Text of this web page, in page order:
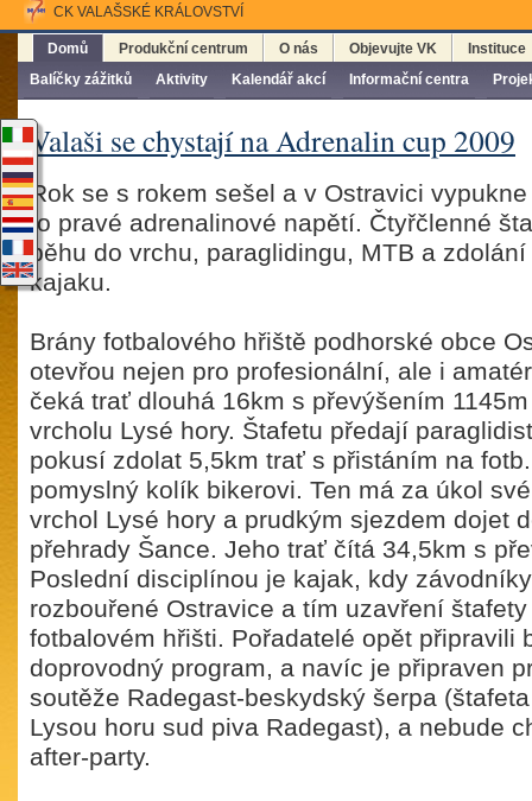
CK VALAŠSKÉ KRÁLOVSTVÍ
Domů
Balíčky zážitků
Aktivity Kalendář akcí Informační centra
Produkční centrum O nás Objevujte VK Instituce
Valaši se chystají na Adrenalin cup 2009
Rok se s rokem sešel a v Ostravici
to pravé adrenalinové napětí. Čtyřčlenné
běhu do vrchu, paraglidingu, MTB a
kajaku.
Brány fotbalového hřiště podhorské obce
otevřou nejen pro profesionální, ale i
čeká trať dlouhá 16km s převýšením
vrcholu Lysé hory. Štafetu předají
pokusí zdolat 5,5km trať s přistáním na
pomyslný kolík bikerovi. Ten má za úkol
vrchol Lysé hory a prudkým sjezdem dojet
přehrady Šance. Jeho trať čítá 34,5km s
Poslední disciplínou je kajak, kdy
rozbouřené Ostravice a tím uzavření
fotbalovém hřišti. Pořadatelé opět připravili
doprovodný program, a navíc je připraven
soutěže Radegast-beskydský šerpa
Lysou horu sud piva Radegast), a nebude
after-party.